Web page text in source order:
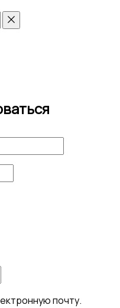
почту.